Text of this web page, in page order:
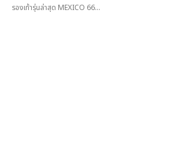
รองเท้ารุ่นล่าสุด MEXICO 66...